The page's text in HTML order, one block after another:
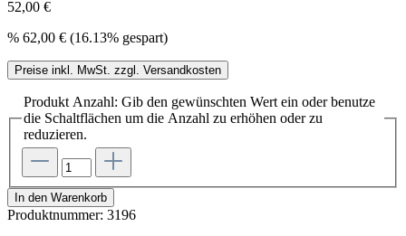
52,00 €
% 62,00 € (16.13% gespart)
Preise inkl. MwSt. zzgl. Versandkosten
Produkt Anzahl: Gib den gewünschten Wert ein oder benutze
die Schaltflächen um die Anzahl zu erhöhen oder zu
reduzieren.
In den Warenkorb
Produktnummer: 3196